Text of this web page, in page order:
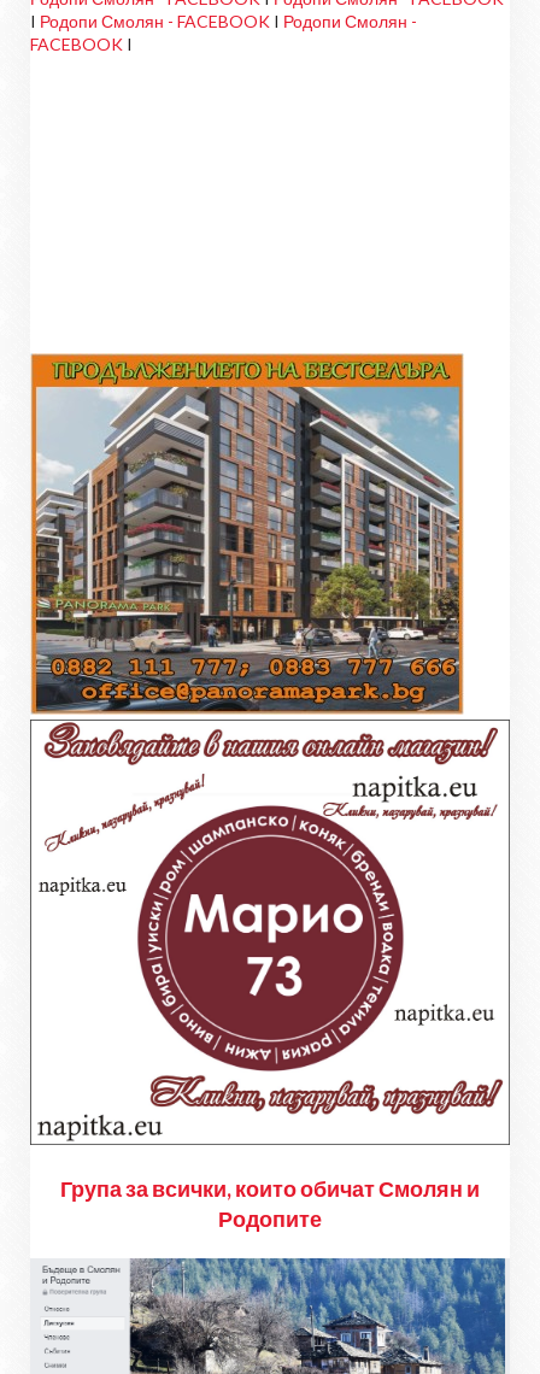
I Родопи Смолян - FACEBOOK I Родопи Смолян -
FACEBOOK I
Група за всички, които обичат Смолян и
Родопите